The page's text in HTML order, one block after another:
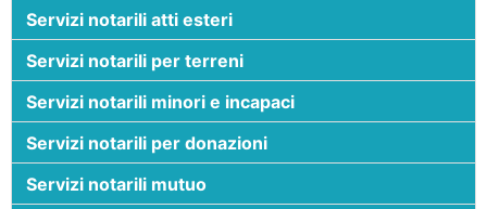
Servizi notarili atti esteri
Servizi notarili per terreni
Servizi notarili minori e incapaci
Servizi notarili per donazioni
Servizi notarili mutuo